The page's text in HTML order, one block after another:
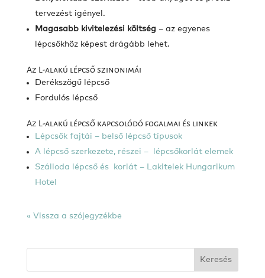
tervezést igényel.
Magasabb kivitelezési költség – az egyenes
lépcsőkhöz képest drágább lehet.
Az L-alakú lépcső szinonimái
Derékszögű lépcső
Fordulós lépcső
Az L-alakú lépcső kapcsolódó fogalmai és linkek
Lépcsők fajtái – belső lépcső típusok
A lépcső szerkezete, részei – lépcsőkorlát elemek
Szálloda lépcső és korlát – Lakitelek Hungarikum
Hotel
« Vissza a szójegyzékbe